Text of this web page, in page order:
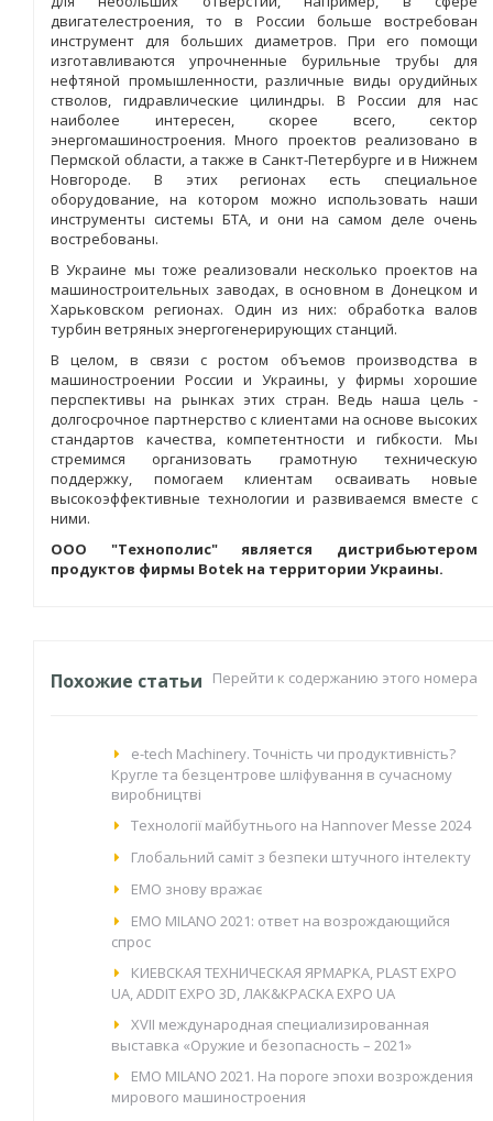
двигателестроения, то в России больше востребован
инструмент для больших диаметров. При его помощи
изготавливаются упрочненные бурильные трубы для
нефтяной промышленности, различные виды орудийных
стволов, гидравлические цилиндры. В России для нас
наиболее интересен, скорее всего, сектор
энергомашиностроения. Много проектов реализовано в
Пермской области, а также в Санкт-Петербурге и в Нижнем
Новгороде. В этих регионах есть специальное
оборудование, на котором можно использовать наши
инструменты системы БТА, и они на самом деле очень
востребованы.
В Украине мы тоже реализовали несколько проектов на
машиностроительных заводах, в основном в Донецком и
Харьковском регионах. Один из них: обработка валов
турбин ветряных энергогенерирующих станций.
В целом, в связи с ростом объемов производства в
машиностроении России и Украины, у фирмы хорошие
перспективы на рынках этих стран. Ведь наша цель -
долгосрочное партнерство с клиентами на основе высоких
стандартов качества, компетентности и гибкости. Мы
стремимся организовать грамотную техническую
поддержку, помогаем клиентам осваивать новые
высокоэффективные технологии и развиваемся вместе с
ними.
ООО "Технополис" является дистрибьютером
продуктов фирмы Botek на территории Украины.
Похожие статьи Перейти к содержанию этого номера
e-tech Machinery. Точність чи продуктивність?
Кругле та безцентрове шліфування в сучасному
виробництві
Технології майбутнього на Hannover Messe 2024
Глобальний саміт з безпеки штучного інтелекту
EMO знову вражає
EMO MILANO 2021: ответ на возрождающийся
спрос
КИЕВСКАЯ ТЕХНИЧЕСКАЯ ЯРМАРКА, PLAST EXPO
UA, ADDIT EXPO 3D, ЛАК&КРАСКА EXPO UA
XVII международная специализированная
выставка «Оружие и безопасность – 2021»
EMO MILANO 2021. На пороге эпохи возрождения
мирового машиностроения